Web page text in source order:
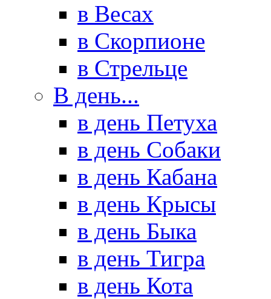
в Весах
в Скорпионе
в Стрельце
В день...
в день Петуха
в день Собаки
в день Кабана
в день Крысы
в день Быка
в день Тигра
в день Кота